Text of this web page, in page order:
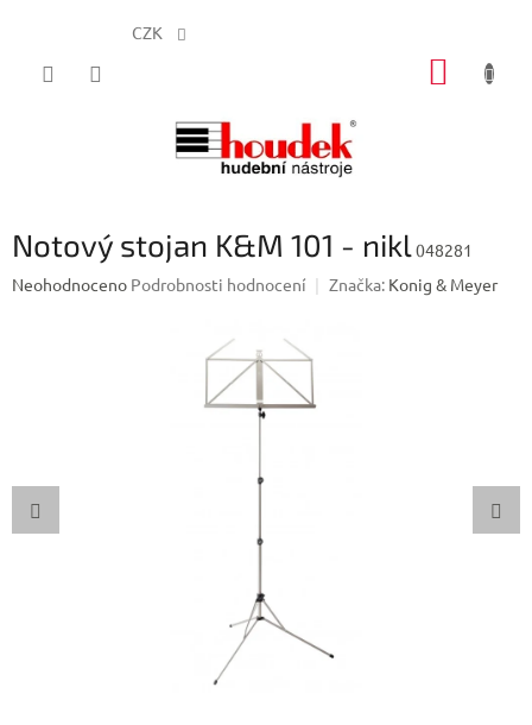
CZK
Notový stojan K&M 101 - nikl048281
Průměrné
Neohodnoceno Podrobnosti hodnocení Značka: Konig & Meyer